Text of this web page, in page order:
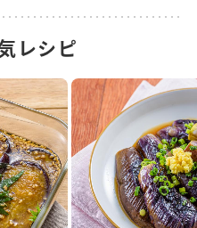
レシピ